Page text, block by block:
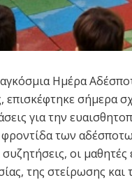
Ημέρα
επισκέφτηκε σήμερα
για την
φροντίδα των
οι
της στείρωσης